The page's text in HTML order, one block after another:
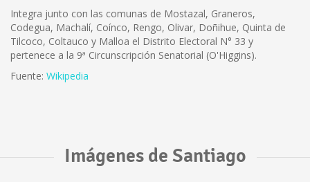
Integra junto con las comunas de Mostazal, Graneros,
Codegua, Machalí, Coínco, Rengo, Olivar, Doñihue, Quinta de
Tilcoco, Coltauco y Malloa el Distrito Electoral N° 33 y
pertenece a la 9ª Circunscripción Senatorial (O'Higgins).
Fuente: Wikipedia
Imágenes de Santiago